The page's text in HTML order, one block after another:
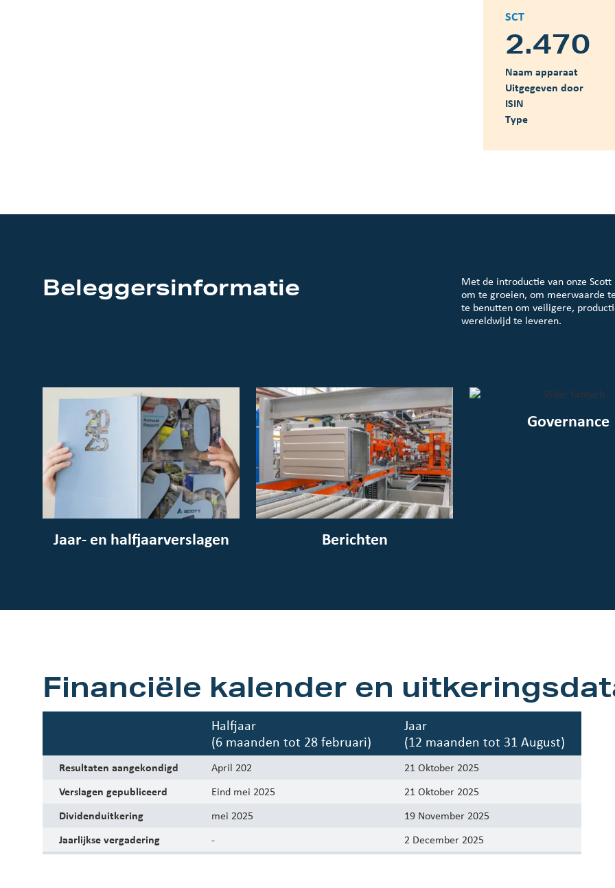
SCT
2.470
Naam apparaat
Uitgegeven door
ISIN
Type
Beleggersinformatie
Met de introductie van onze
om te groeien, om meerwaarde
te benutten om veiligere,
wereldwijd te leveren.
Jaar- en halfjaarverslagen Berichten
Governance
Financiële kalender en
Halfjaar
(6 maanden tot 28 februari)
Jaar
(12 maanden tot 31 August)
Resultaten aangekondigd April 202
21 Oktober 2025
Verslagen gepubliceerd
Eind mei 2025
21 Oktober 2025
Dividenduitkering
mei 2025
19 November 2025
Jaarlijkse vergadering
- 2 December 2025